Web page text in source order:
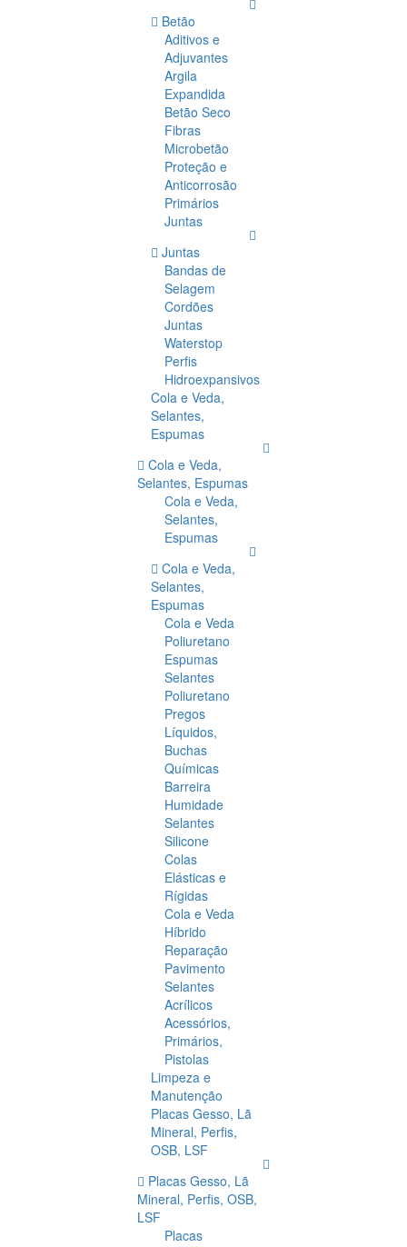
Betão
Aditivos e
Adjuvantes
Argila
Expandida
Betão Seco
Fibras
Microbetão
Proteção e
Anticorrosão
Primários
Juntas
Juntas
Bandas de
Selagem
Cordões
Juntas
Waterstop
Perfis
Hidroexpansivos
Cola e Veda,
Selantes,
Espumas
Cola e Veda,
Selantes, Espumas
Cola e Veda,
Selantes,
Espumas
Cola e Veda,
Selantes,
Espumas
Cola e Veda
Poliuretano
Espumas
Selantes
Poliuretano
Pregos
Líquidos,
Buchas
Químicas
Barreira
Humidade
Selantes
Silicone
Colas
Elásticas e
Rígidas
Cola e Veda
Híbrido
Reparação
Pavimento
Selantes
Acrílicos
Acessórios,
Primários,
Pistolas
Limpeza e
Manutenção
Placas Gesso, Lã
Mineral, Perfis,
OSB, LSF
Placas Gesso, Lã
Mineral, Perfis, OSB,
LSF
Placas